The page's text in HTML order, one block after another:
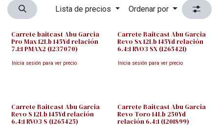
Lista de precios Ordenar por
Carrete baitcast Abu Garcia
Pro Max 12Lb 145Yd relación
7.1:1 PMAX2 (1237070)
Inicia sesión para ver precio
Carrete Baitcast Abu Garcia
Revo Sx 12Lb 145Yd relación
6.4:1 RVO3 SX (1265421)
Inicia sesión para ver precio
Carrete Baitcast Abu Garcia
Revo S 12Lb 145Yd relación
6.4:1 RVO3 S (1265425)
Carrete Baitcast Abu Garcia
Revo Toro 14Lb 250Yd
relación 6.4:1 (1201899)